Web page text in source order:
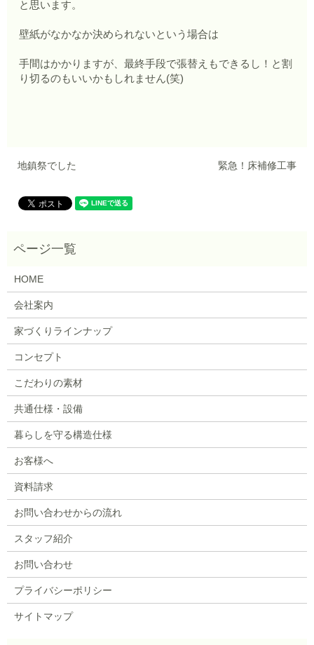
と思います。
壁紙がなかなか決められないという場合は
手間はかかりますが、最終手段で張替えもできるし！と割
り切るのもいいかもしれません(笑)
地鎮祭でした 緊急！床補修工事
HOME
会社案内
家づくりラインナップ
コンセプト
こだわりの素材
共通仕様・設備
暮らしを守る構造仕様
お客様へ
資料請求
お問い合わせからの流れ
スタッフ紹介
お問い合わせ
プライバシーポリシー
サイトマップ